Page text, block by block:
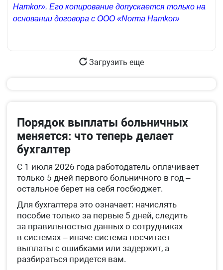
Hamkor». Его копирование допускается только на
основании договора с ООО «Norma Hamkor»
Загрузить еще
Порядок выплаты больничных
меняется: что теперь делает
бухгалтер
С 1 июля 2026 года работодатель оплачивает
только 5 дней первого больничного в год –
остальное берет на себя госбюджет.
Для бухгалтера это означает: начислять
пособие только за первые 5 дней, следить
за правильностью данных о сотрудниках
в системах – иначе система посчитает
выплаты с ошибками или задержит, а
разбираться придется вам.